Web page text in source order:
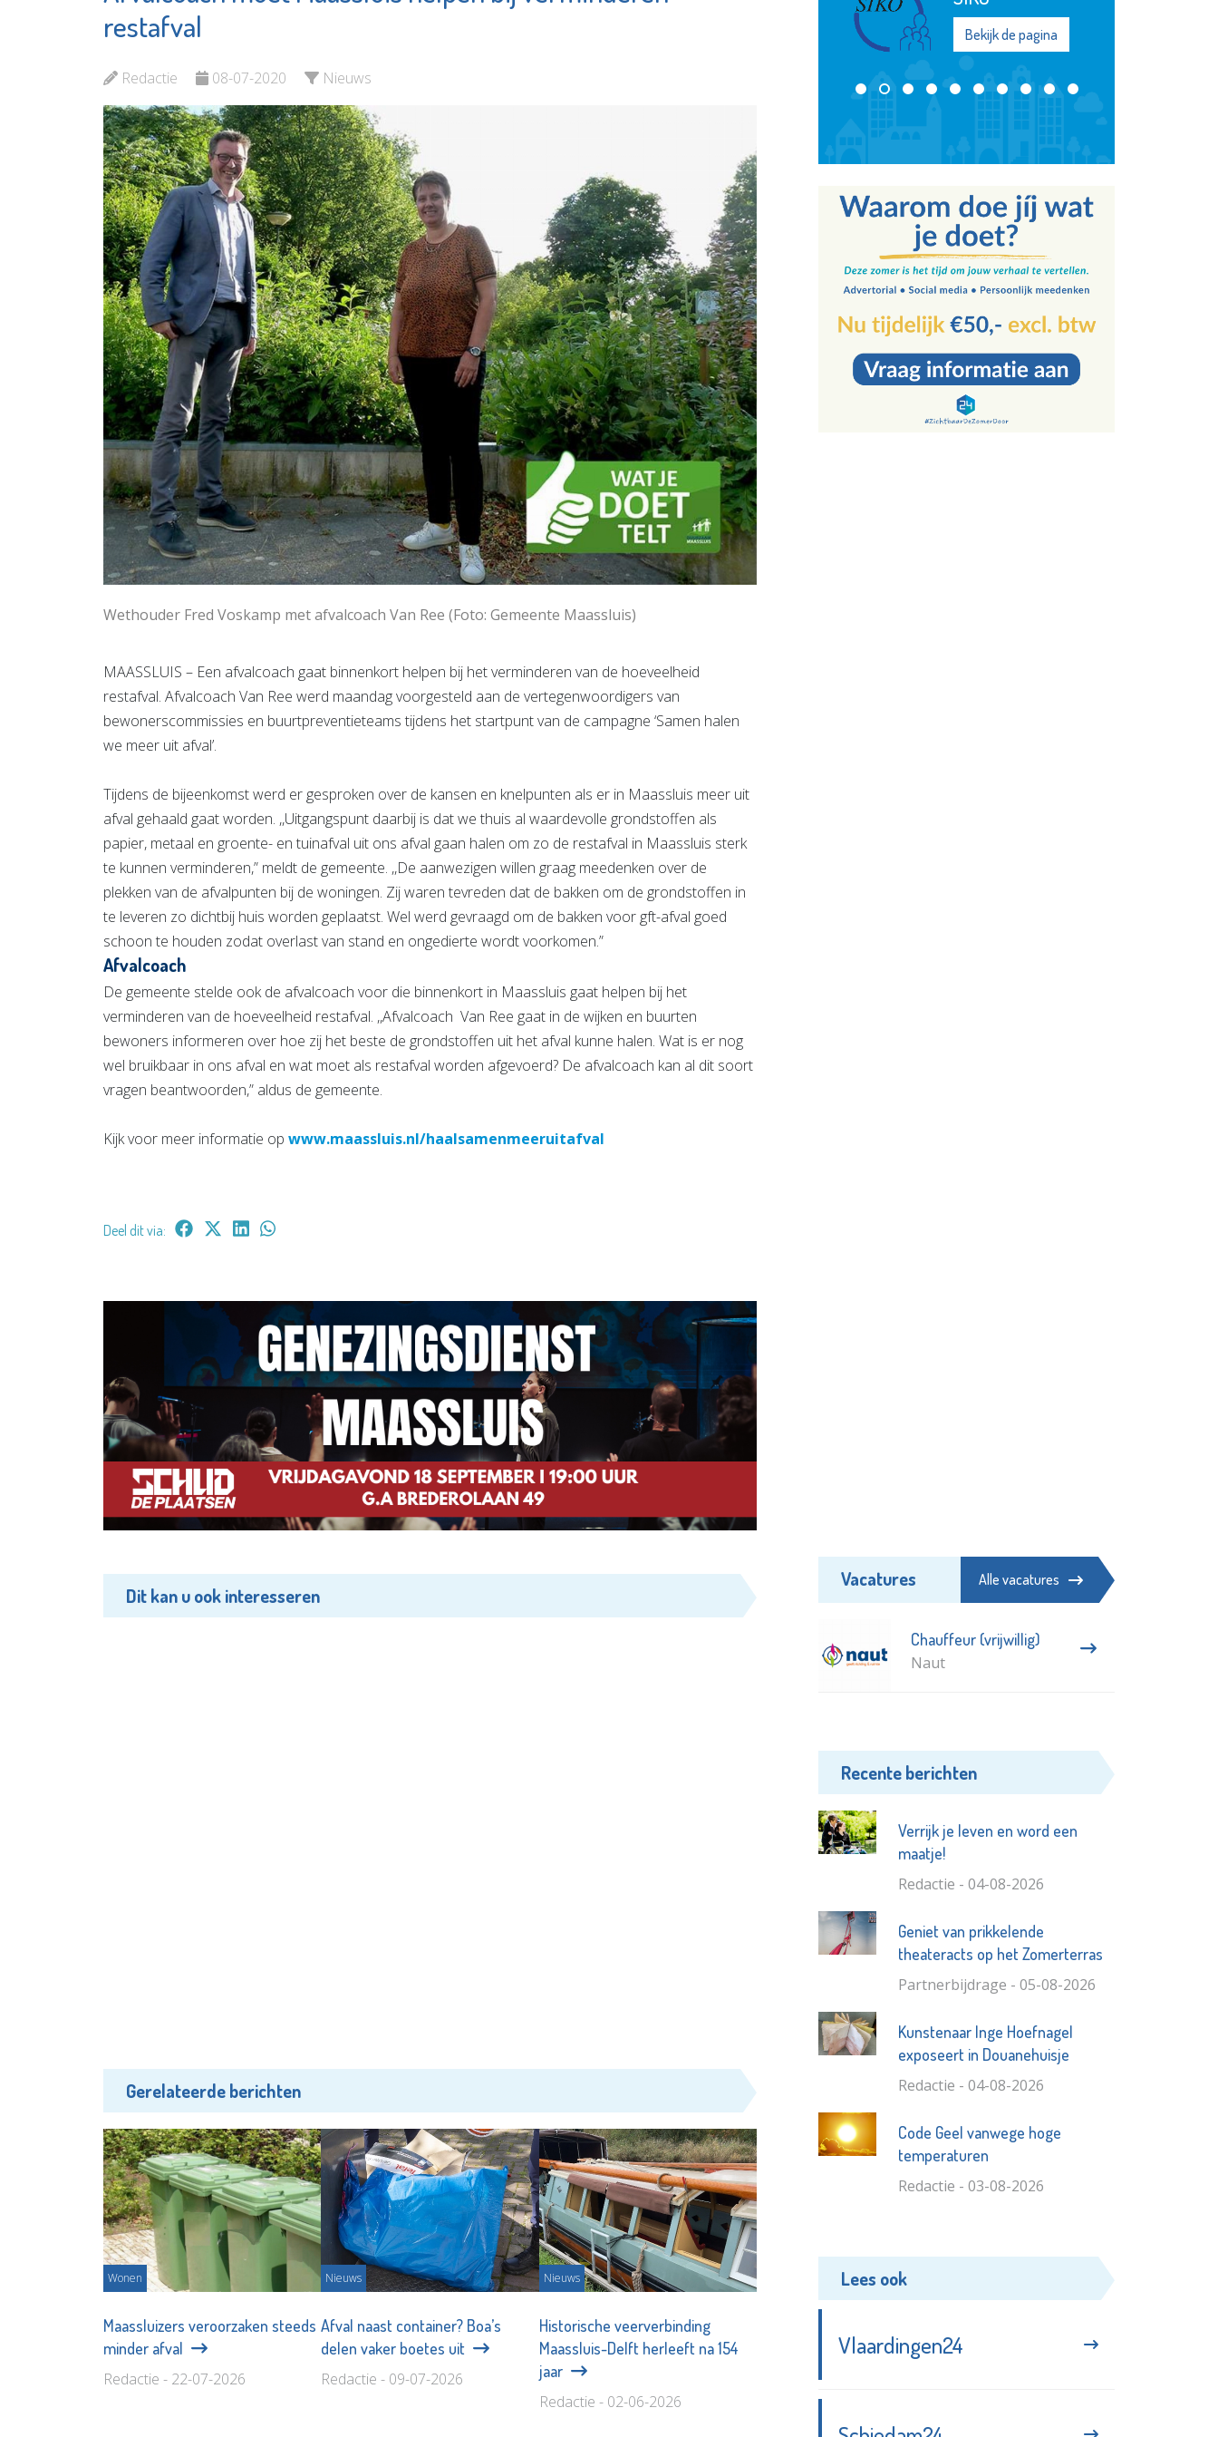
restafval
Redactie 08-07-2020 Nieuws
Wethouder Fred Voskamp met afvalcoach Van Ree (Foto: Gemeente Maassluis)
MAASSLUIS – Een afvalcoach gaat binnenkort helpen bij het verminderen van de hoeveelheid
restafval. Afvalcoach Van Ree werd maandag voorgesteld aan de vertegenwoordigers van
bewonerscommissies en buurtpreventieteams tijdens het startpunt van de campagne ‘Samen halen
we meer uit afval’.
Tijdens de bijeenkomst werd er gesproken over de kansen en knelpunten als er in Maassluis meer uit
afval gehaald gaat worden. ,,Uitgangspunt daarbij is dat we thuis al waardevolle grondstoffen als
papier, metaal en groente- en tuinafval uit ons afval gaan halen om zo de restafval in Maassluis sterk
te kunnen verminderen,” meldt de gemeente. ,,De aanwezigen willen graag meedenken over de
plekken van de afvalpunten bij de woningen. Zij waren tevreden dat de bakken om de grondstoffen in
te leveren zo dichtbij huis worden geplaatst. Wel werd gevraagd om de bakken voor gft-afval goed
schoon te houden zodat overlast van stand en ongedierte wordt voorkomen.”
Afvalcoach
De gemeente stelde ook de afvalcoach voor die binnenkort in Maassluis gaat helpen bij het
verminderen van de hoeveelheid restafval. ,,Afvalcoach Van Ree gaat in de wijken en buurten
bewoners informeren over hoe zij het beste de grondstoffen uit het afval kunne halen. Wat is er nog
wel bruikbaar in ons afval en wat moet als restafval worden afgevoerd? De afvalcoach kan al dit soort
vragen beantwoorden,” aldus de gemeente.
Kijk voor meer informatie op www.maassluis.nl/haalsamenmeeruitafval
Deel dit via:
Dit kan u ook interesseren
Gerelateerde berichten
Wonen
Maassluizers veroorzaken steeds
minder afval
Redactie - 22-07-2026
Nieuws
Afval naast container? Boa’s
delen vaker boetes uit
Redactie - 09-07-2026
Nieuws
Historische veerverbinding
Maassluis-Delft herleeft na 154
jaar
Redactie - 02-06-2026
Koningshof
Bekijk de pagina
Vacatures Alle vacatures
Chauffeur (vrijwillig)
Naut
Recente berichten
Verrijk je leven en word een
maatje!
Redactie - 04-08-2026
Geniet van prikkelende
theateracts op het Zomerterras
Partnerbijdrage - 05-08-2026
Kunstenaar Inge Hoefnagel
exposeert in Douanehuisje
Redactie - 04-08-2026
Code Geel vanwege hoge
temperaturen
Redactie - 03-08-2026
Lees ook
Vlaardingen24